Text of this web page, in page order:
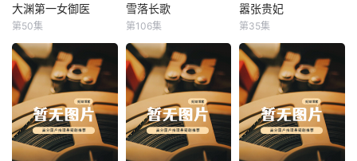
大渊第一女御医
大渊第一女御医
第50集
雪落长歌
雪落长歌
第106集
嚣张贵妃
嚣张贵妃
第35集